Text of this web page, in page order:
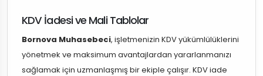
KDV İadesi ve Mali Tablolar
Bornova Muhasebeci, işletmenizin KDV yükümlülüklerini
yönetmek ve maksimum avantajlardan yararlanmanızı
sağlamak için uzmanlaşmış bir ekiple çalışır. KDV iade